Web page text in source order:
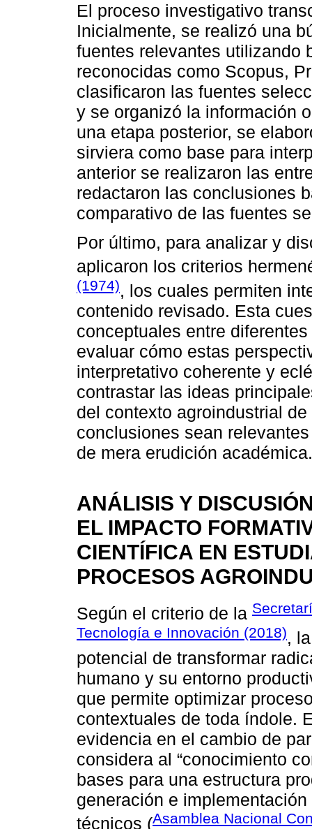
El proceso investigativo
Inicialmente, se realizó una
fuentes relevantes utilizando
reconocidas como Scopus,
clasificaron las fuentes
y se organizó la información
una etapa posterior, se
sirviera como base para
anterior se realizaron las
redactaron las conclusiones
comparativo de las fuentes
Por último, para analizar y
aplicaron los criterios
(1974), los cuales permiten
contenido revisado. Esta
conceptuales entre
evaluar cómo estas
interpretativo coherente y
contrastar las ideas
del contexto agroindustrial
conclusiones sean
de mera erudición académica.
ANÁLISIS Y
EL IMPACTO
CIENTÍFICA EN
PROCESOS
Según el criterio de la
Tecnología e Innovación (2018),
potencial de transformar
humano y su entorno
que permite optimizar
contextuales de toda índole.
evidencia en el cambio de
considera al “conocimiento
bases para una estructura
generación e
técnicos (Asamblea Nacional